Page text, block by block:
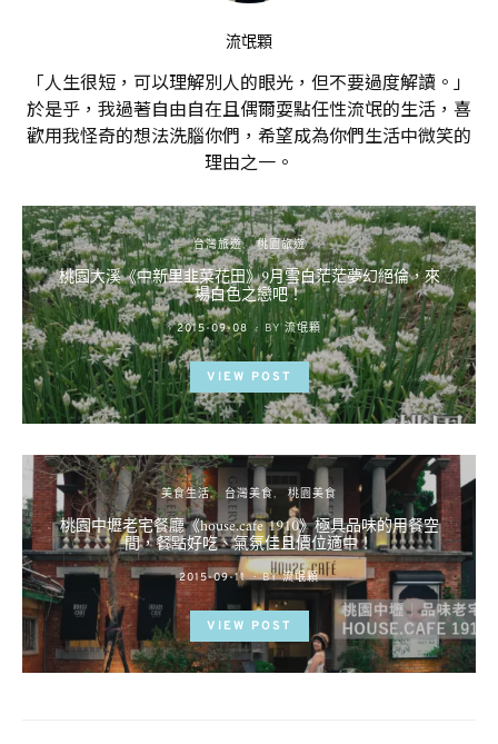
流氓顆
「人生很短，可以理解別人的眼光，但不要過度解讀。」
於是乎，我過著自由自在且偶爾耍點任性流氓的生活，喜
歡用我怪奇的想法洗腦你們，希望成為你們生活中微笑的
理由之一。
台灣旅遊 桃園旅遊
桃園大溪《中新里韭菜花田》9月雪白茫茫夢幻絕倫，來
場白色之戀吧！
POSTED
ON
2015-09-08 BY 流氓顆
VIEW POST
美食生活 台灣美食 桃園美食
桃園中壢老宅餐廳《house.cafe 1910》極具品味的用餐空
間，餐點好吃、氣氛佳且價位適中！
POSTED
ON
2015-09-11 BY 流氓顆
VIEW POST